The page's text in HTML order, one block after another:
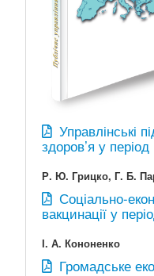
Управлінські
здоров’я у
Р. Ю. Грицко, Г. Б.
Соціально-
вакцинації у
І. А. Кононенко
Громадське